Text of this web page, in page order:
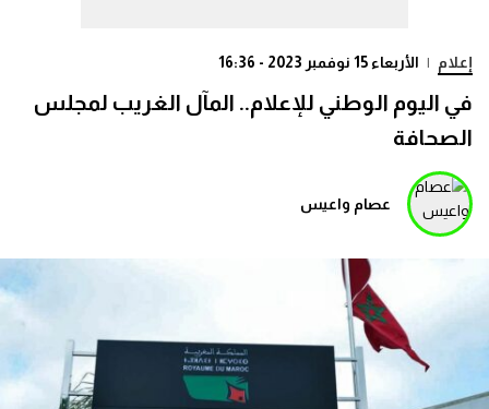
إعلام | الأربعاء 15 نوفمبر 2023 - 16:36
في اليوم الوطني للإعلام.. المآل الغريب لمجلس
الصحافة
عصام واعيس